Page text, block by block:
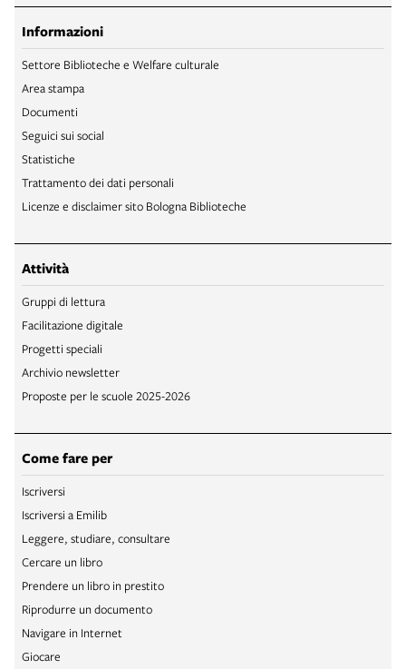
Informazioni
Settore Biblioteche e Welfare culturale
Area stampa
Documenti
Seguici sui social
Statistiche
Trattamento dei dati personali
Licenze e disclaimer sito Bologna Biblioteche
Attività
Gruppi di lettura
Facilitazione digitale
Progetti speciali
Archivio newsletter
Proposte per le scuole 2025-2026
Come fare per
Iscriversi
Iscriversi a Emilib
Leggere, studiare, consultare
Cercare un libro
Prendere un libro in prestito
Riprodurre un documento
Navigare in Internet
Giocare